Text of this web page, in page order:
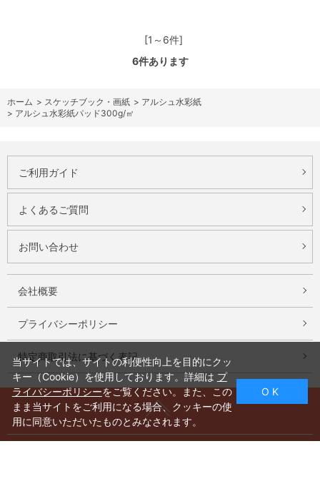
[1～6件]
6件あります
ホーム > スケッチブック・画紙 > アルシュ水彩紙
> アルシュ水彩紙パッド300g/㎡
ご利用ガイド
よくあるご質問
お問い合わせ
会社概要
プライバシーポリシー
特定商取引法に基づく表記
当サイトでは、サイトの利便性向上を目的にクッ
キー（Cookie）を使用しております。詳細は プ
ライバシーポリシーをご覧ください。また、この
まま当サイトをご利用になる場合、クッキーの使
用に同意いただいたものとみなされます。
O K